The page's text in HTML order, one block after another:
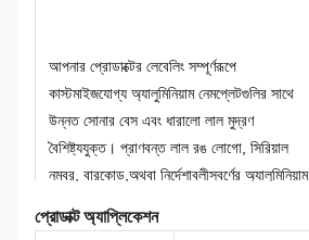
আপনার প্রোডাক্টের লেবেলিং সম্পূর্ণরূপে
কাস্টমাইজযোগ্য অ্যালুমিনিয়াম নেমপ্লেটগুলির সাথে
উন্নত সোনার বেস এবং ধারালো লাল মুদ্রণ
বৈশিষ্ট্যযুক্ত। প্রাণবন্ত লাল রঙ লোগো, সিরিয়াল
নম্বর, বারকোড,অথবা নির্দেশাবলীস্বর্ণের অ্যালুমিনিয়াম
প্রদান করে যা ইনডোর এবং আউটডোর
প্রোডাক্ট অ্যাপ্লিকেশন